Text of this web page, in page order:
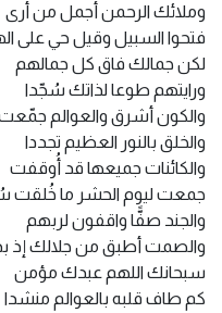
وملائك الرحمن أجمل من أرى
فتحوا السبيل وقيل حي على
لكن جمالك فاق كل جمالهم
ورايتهم طوعا لذاتك سُجّدا
والكون أشرق والعوالم
والخلق بالنور العظيم تجددا
والكائنات جميعها قد أُوقفت
جمعت ليوم الحشر ما خُلقت
والجند صفًّا واقفون لربهم
والصمت أطبق من جلالك إذ
سبحانك اللهم عبدك مؤمن
كم طاف قلبه بالعوالم منشدا